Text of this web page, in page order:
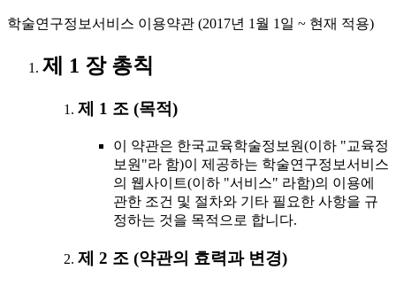
학술연구정보서비스 이용약관 (2017년 1월 1일 ~ 현재 적용)
제 1 장 총칙
제 1 조 (목적)
이 약관은 한국교육학술정보원(이하 "교육정
보원"라 함)이 제공하는 학술연구정보서비스
의 웹사이트(이하 "서비스" 라함)의 이용에
관한 조건 및 절차와 기타 필요한 사항을 규
정하는 것을 목적으로 합니다.
제 2 조 (약관의 효력과 변경)